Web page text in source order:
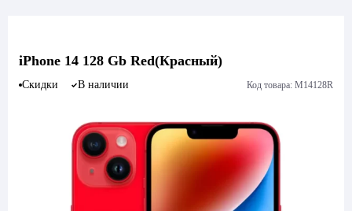
iPhone 14 128 Gb Red(Красный)
Скидки В наличии Код товара: M14128R